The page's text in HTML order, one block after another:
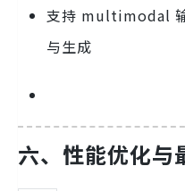
支持 multimodal
与生成
六、性能优化与